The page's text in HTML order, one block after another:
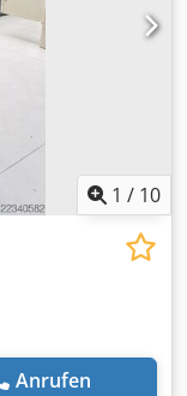
1 / 10
Anrufen